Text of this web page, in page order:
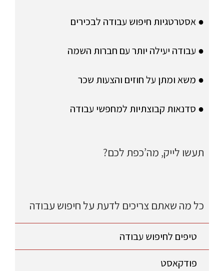
● אסטרטגיות חיפוש עבודה לבכירים
● עבודה יעילה יותר עם חברות השמה
● משא ומתן על חוזים והצעות שכר
● סדנאות קבוצתיות למחפשי עבודה
תעשו לייק, מה’כפת לכם?
כל מה שאתם צריכים לדעת על חיפוש עבודה
טיפים לחיפוש עבודה
פודקאסט